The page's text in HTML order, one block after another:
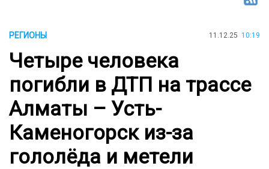
РЕГИОНЫ 11.12.25 10:19
Четыре человека
погибли в ДТП на трассе
Алматы – Усть-
Каменогорск из-за
гололёда и метели